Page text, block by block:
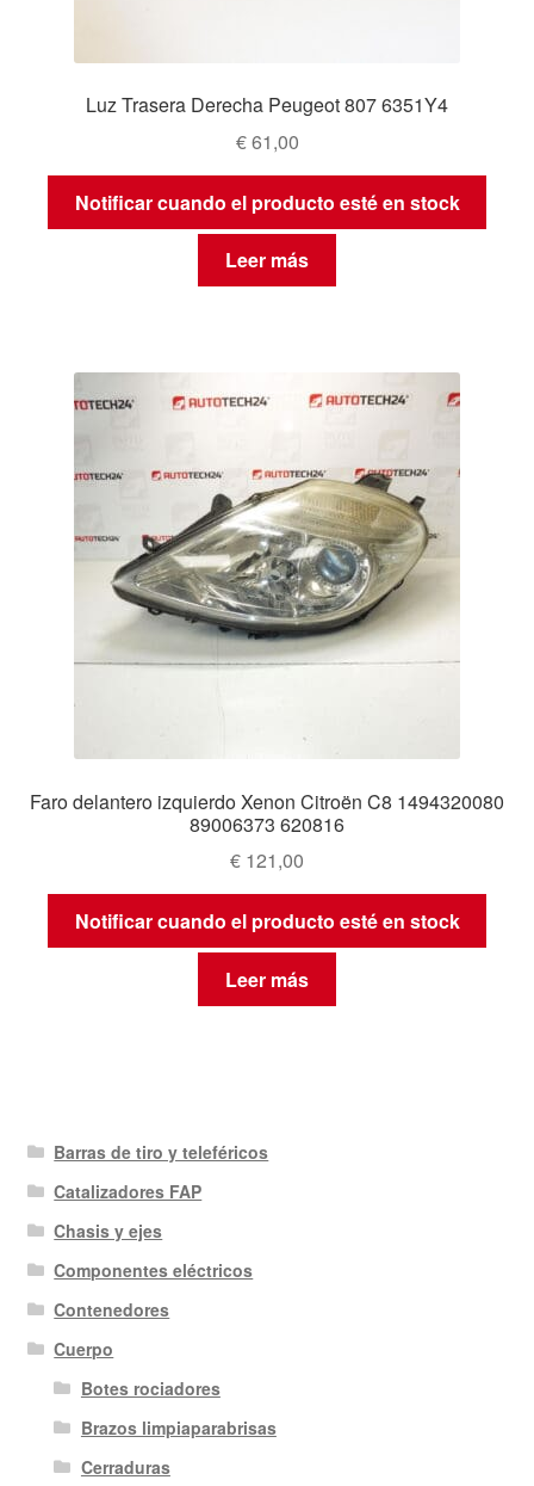
Luz Trasera Derecha Peugeot 807 6351Y4
€61,00
Notificar cuando el producto esté en stock
Leer más
Faro delantero izquierdo Xenon Citroën C8 1494320080
89006373 620816
€ 121,00
Notificar cuando el producto esté en stock
Leer más
Barras de tiro y teleféricos
Catalizadores FAP
Chasis y ejes
Componentes eléctricos
Contenedores
Cuerpo
Botes rociadores
Brazos limpiaparabrisas
Cerraduras